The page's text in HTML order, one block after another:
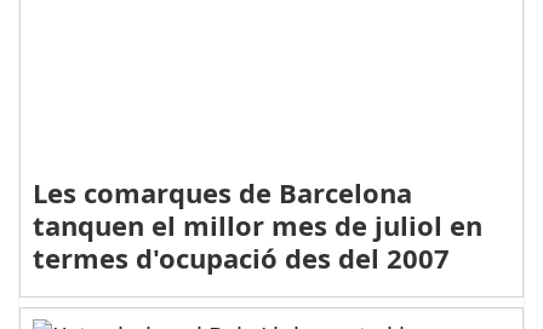
Les comarques de Barcelona
tanquen el millor mes de juliol en
termes d'ocupació des del 2007